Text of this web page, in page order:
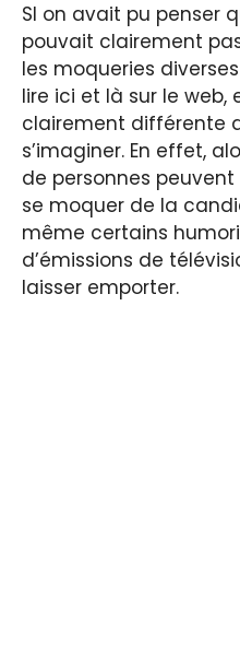
SI on avait pu penser
pouvait clairement
les moqueries
lire ici et là sur le
clairement différente
s’imaginer. En effet,
de personnes
se moquer de la
même certains
d’émissions de
laisser emporter.